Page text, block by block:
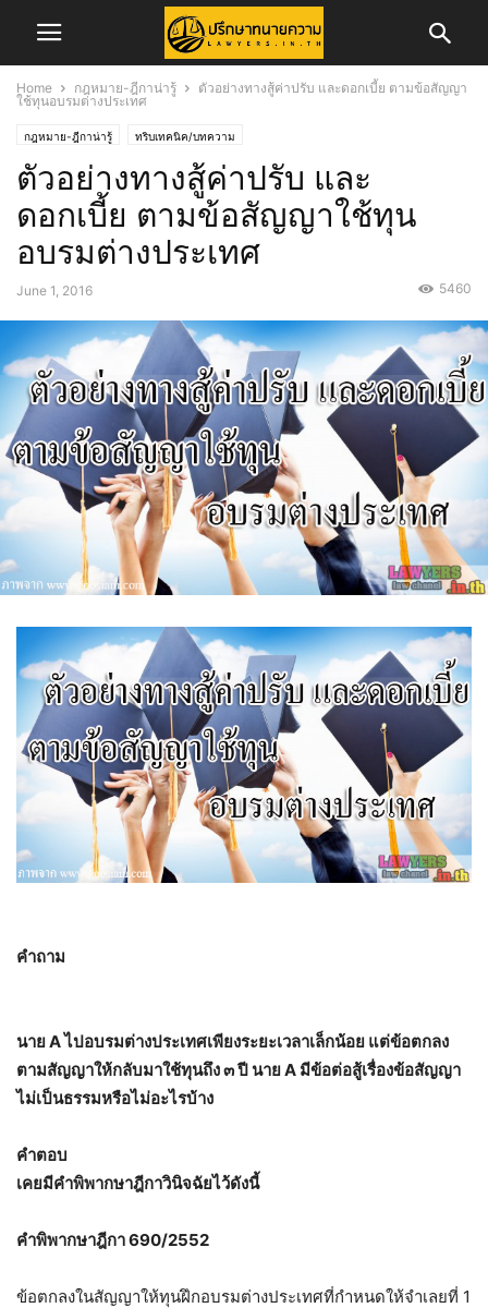
Home กฎหมาย-ฎีกาน่ารู้
ตัวอย่างทางสู้ค่าปรับ และดอกเบี้ย ตามข้อสัญญา
ใช้ทุนอบรมต่างประเทศ
กฎหมาย-ฎีกาน่ารู้ ทริบเทคนิค/บทความ
ตัวอย่างทางสู้ค่าปรับ และ
ดอกเบี้ย ตามข้อสัญญาใช้ทุน
อบรมต่างประเทศ
June 1, 2016 5460
คำถาม
นาย A ไปอบรมต่างประเทศเพียงระยะเวลาเล็กน้อย แต่ข้อตกลง
ตามสัญญาให้กลับมาใช้ทุนถึง ๓ ปี นาย A มีข้อต่อสู้เรื่องข้อสัญญา
ไม่เป็นธรรมหรือไม่อะไรบ้าง
คำตอบ
เคยมีคำพิพากษาฎีกาวินิจฉัยไว้ดังนี้
คำพิพากษาฎีกา 690/2552
ข้อตกลงในสัญญาให้ทุนฝึกอบรมต่างประเทศที่กำหนดให้จำเลยที่ 1